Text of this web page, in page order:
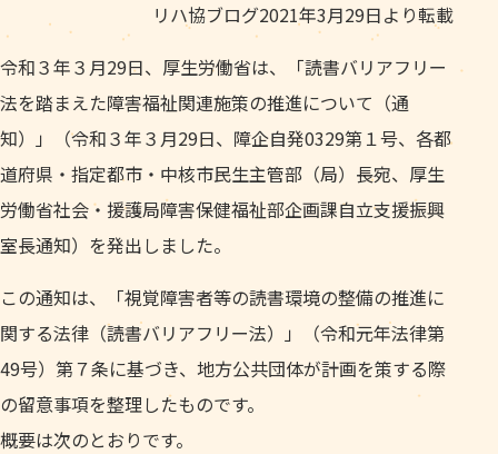
リハ協ブログ2021年3月29日より転載
令和３年３月29日、厚生労働省は、「読書バリアフリー
法を踏まえた障害福祉関連施策の推進について（通
知）」（令和３年３月29日、障企自発0329第１号、各都
道府県・指定都市・中核市民生主管部（局）長宛、厚生
労働省社会・援護局障害保健福祉部企画課自立支援振興
室長通知）を発出しました。
この通知は、「視覚障害者等の読書環境の整備の推進に
関する法律（読書バリアフリー法）」（令和元年法律第
49号）第７条に基づき、地方公共団体が計画を策する際
の留意事項を整理したものです。
概要は次のとおりです。